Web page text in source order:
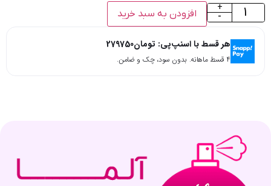
-
+
افزودن به سبد خرید
هر قسط با اسنپ‌پی: تومان279750
۴ قسط ماهانه. بدون سود، چک و ضامن.